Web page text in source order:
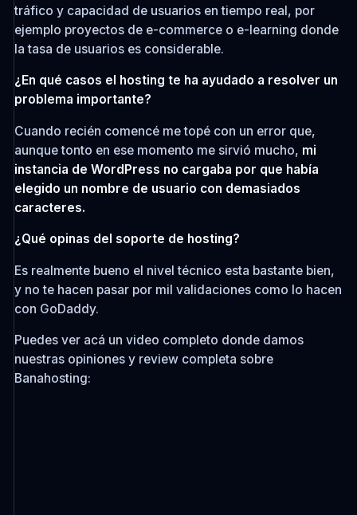
tráfico y capacidad de usuarios en tiempo real, por
ejemplo proyectos de e-commerce o e-learning donde
la tasa de usuarios es considerable.
¿En qué casos el hosting te ha ayudado a resolver un
problema importante?
Cuando recién comencé me topé con un error que,
aunque tonto en ese momento me sirvió mucho, mi
instancia de WordPress no cargaba por que había
elegido un nombre de usuario con demasiados
caracteres.
¿Qué opinas del soporte de hosting?
Es realmente bueno el nivel técnico esta bastante bien,
y no te hacen pasar por mil validaciones como lo hacen
con GoDaddy.
Puedes ver acá un video completo donde damos
nuestras opiniones y review completa sobre
Banahosting: